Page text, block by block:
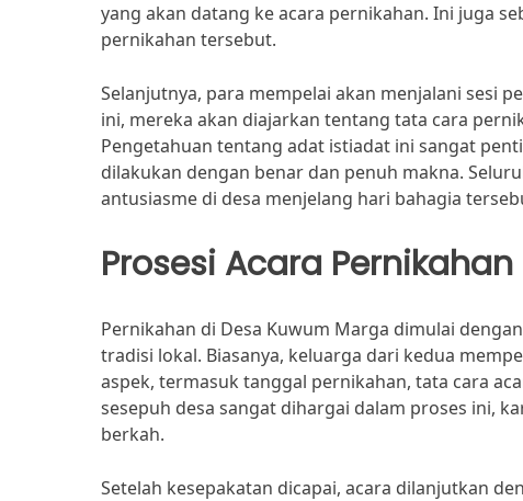
yang akan datang ke acara pernikahan. Ini juga
pernikahan tersebut.
Selanjutnya, para mempelai akan menjalani sesi
ini, mereka akan diajarkan tentang tata cara
Pengetahuan tentang adat istiadat ini sangat
dilakukan dengan benar dan penuh makna.
antusiasme di desa menjelang hari bahagia
Prosesi Acara Pernikahan
Pernikahan di Desa Kuwum Marga dimulai
tradisi lokal. Biasanya, keluarga dari kedua
aspek, termasuk tanggal pernikahan, tata cara
sesepuh desa sangat dihargai dalam proses ini,
berkah.
Setelah kesepakatan dicapai, acara dilanjutkan